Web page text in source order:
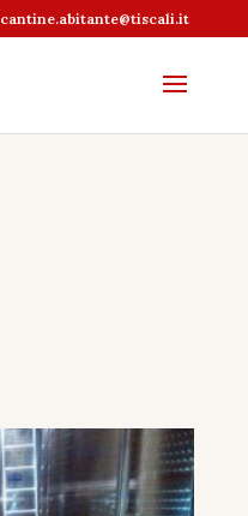
cantine.abitante@tiscali.it